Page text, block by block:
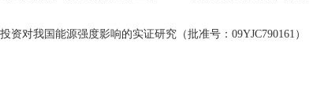
对我国能源强度影响的实证研究（批准号：09YJC790161）